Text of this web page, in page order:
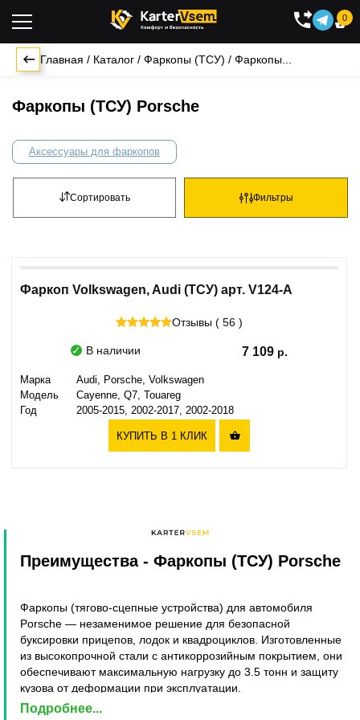

0
Главная / Каталог / Фаркопы (ТСУ) / Фаркопы...
Фаркопы (ТСУ) Porsche
Аксессуары для фаркопов
Фильтры
Сортировать
Фаркоп Volkswagen, Audi (ТСУ) арт. V124-A
Отзывы ( 56 )
В наличии 7 109
Марка
Audi, Porsche, Volkswagen
Модель
Cayenne, Q7, Touareg
Год
2005-2015, 2002-2017, 2002-2018
КУПИТЬ В 1 КЛИК 
Преимущества- Фаркопы (ТСУ) Porsche
Фаркопы (тягово-сцепные устройства) для автомобиля
Porsche — незаменимое решение для безопасной
буксировки прицепов, лодок и квадроциклов. Изготовленные
из высокопрочной стали с антикоррозийным покрытием, они
обеспечивают максимальную нагрузку до 3.5 тонн и защиту
кузова от деформации при эксплуатации.
Ключевое преимущество фаркопов Porsche —
Подробнее...